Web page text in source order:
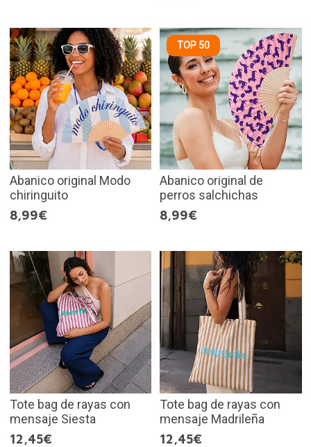
Abanico original Modo
chiringuito
8,99€
TOP 50
Abanico original de
perros salchichas
8,99€
Tote bag de rayas con
mensaje Siesta
12,45€
Tote bag de rayas con
mensaje Madrileña
12,45€